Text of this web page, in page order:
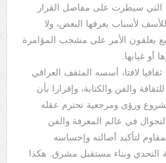
التي سيطرت على مفاصل القرار
لأسباب يعرفها البعض، ولا
يعلقون الأمر على مشجب المؤامرة
غيابها.
لافتا، أسسه المثقف العراقي
والفن والكتابة، وإقرارا بأن
ورؤى ومرجعية تحترم عقله
في عالم المعرفة والفن
لتأكيد أصالته وإحساسه
التحدي وبناء مستقبل مشرق. هكذا